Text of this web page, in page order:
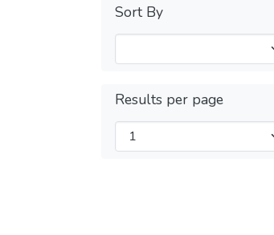
Sort By
Results per page